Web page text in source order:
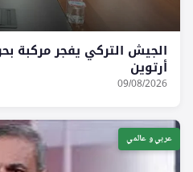
الجيش التركي يفجر مركبة
أرتوين
09/08/2026
عربي و عالمي